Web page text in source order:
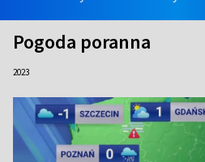
Pogoda poranna
2023